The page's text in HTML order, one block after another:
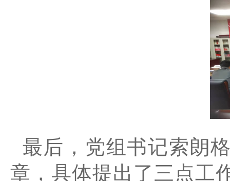
最后，党组书记索朗
章，具体提出了三点工